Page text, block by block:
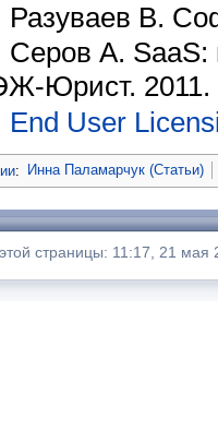
Разуваев В.
Серов А. SaaS:
Юрист.
End User
: Инна Паламарчук (Статьи)
страницы: 11:17, 21 мая